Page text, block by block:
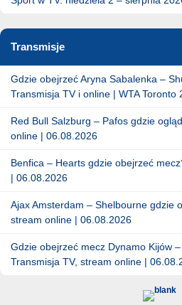
Transmisje
Gdzie obejrzeć Aryna Sabalenka –
Transmisja TV i online | WTA Toronto
Red Bull Salzburg – Pafos gdzie
online | 06.08.2026
Benfica – Hearts gdzie obejrzeć
| 06.08.2026
Ajax Amsterdam – Shelbourne gdzie
stream online | 06.08.2026
Gdzie obejrzeć mecz Dynamo Kijów
Transmisja TV, stream online |